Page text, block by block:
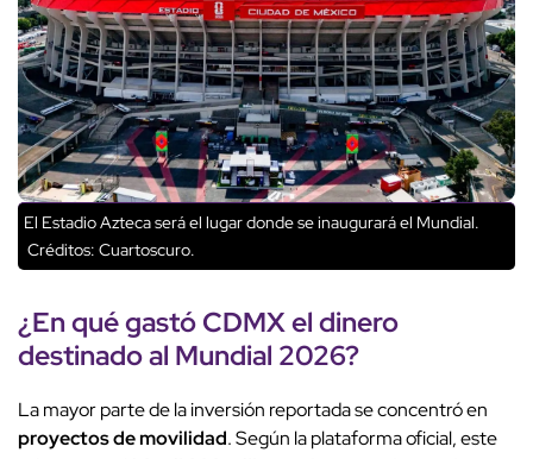
El Estadio Azteca será el lugar donde se inaugurará el Mundial.
Créditos: Cuartoscuro.
¿En qué gastó CDMX el dinero
destinado al Mundial 2026?
La mayor parte de la inversión reportada se concentró en
proyectos de movilidad. Según la plataforma oficial, este